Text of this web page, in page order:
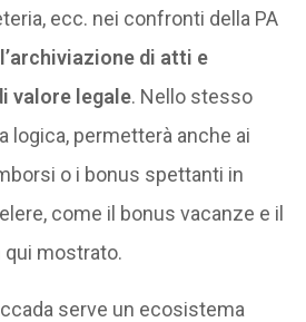
ecc. nei confronti della PA
l’archiviazione di atti e
valore legale. Nello stesso
logica, permetterà anche ai
o i bonus spettanti in
come il bonus vacanze e il
qui mostrato.
serve un ecosistema